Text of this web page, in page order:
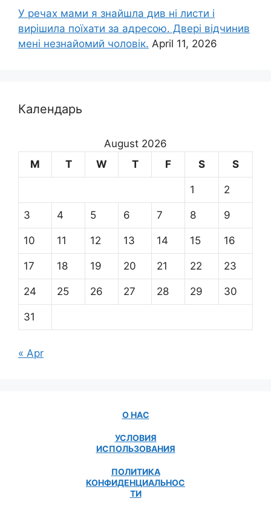
У речах мами я знайшла див ні листи і
вирішила поїхати за адресою. Двері відчинив
мені незнайомий чоловік. April 11, 2026
Календарь
August 2026
M
T W T F S S
1 2
3 4 5 6 7 8 9
10 11 12 13 14 15 16
17 18 19 20 21 22 23
24 25 26 27 28 29 30
31
« Apr
О НАС
УСЛОВИЯ
ИСПОЛЬЗОВАНИЯ
ПОЛИТИКА
КОНФИДЕНЦИАЛЬНОС
ТИ